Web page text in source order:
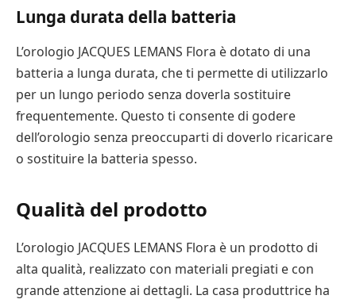
Lunga durata della batteria
L’orologio JACQUES LEMANS Flora è dotato di una
batteria a lunga durata, che ti permette di utilizzarlo
per un lungo periodo senza doverla sostituire
frequentemente. Questo ti consente di godere
dell’orologio senza preoccuparti di doverlo ricaricare
o sostituire la batteria spesso.
Qualità del prodotto
L’orologio JACQUES LEMANS Flora è un prodotto di
alta qualità, realizzato con materiali pregiati e con
grande attenzione ai dettagli. La casa produttrice ha